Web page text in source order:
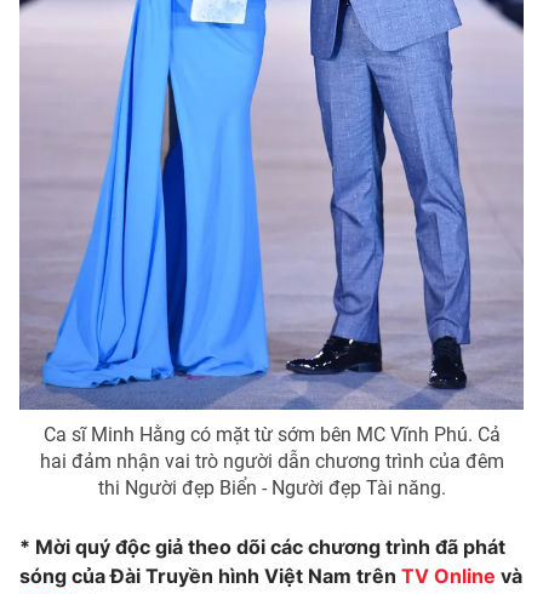
Ca sĩ Minh Hằng có mặt từ sớm bên MC Vĩnh Phú. Cả
hai đảm nhận vai trò người dẫn chương trình của đêm
thi Người đẹp Biển - Người đẹp Tài năng.
* Mời quý độc giả theo dõi các chương trình đã phát
sóng của Đài Truyền hình Việt Nam trên TV Online và